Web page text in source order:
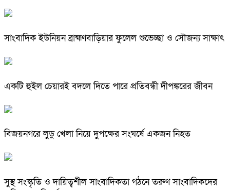
সাংবাদিক ইউনিয়ন ব্রাহ্মণবাড়িয়ার ফুলেল শুভেচ্ছা ও সৌজন্য সাক্ষাৎ
একটি হুইল চেয়ারই বদলে দিতে পারে প্রতিবন্ধী দীপঙ্করের জীবন
বিজয়নগরে লুডু খেলা নিয়ে দুপক্ষের সংঘর্ষে একজন নিহত
সুস্থ সংস্কৃতি ও দায়িত্বশীল সাংবাদিকতা গঠনে তরুণ সাংবাদিকদের